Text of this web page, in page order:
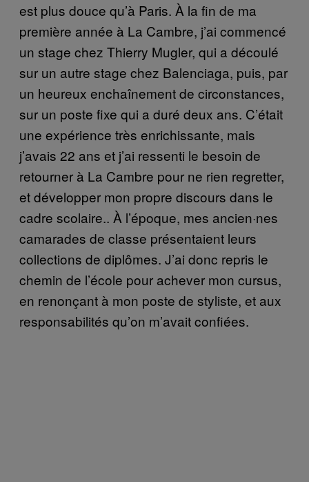
est plus douce qu’à Paris. À la fin de ma
première année à La Cambre, j’ai commencé
un stage chez Thierry Mugler, qui a découlé
sur un autre stage chez Balenciaga, puis, par
un heureux enchaînement de circonstances,
sur un poste fixe qui a duré deux ans. C’était
une expérience très enrichissante, mais
j’avais 22 ans et j’ai ressenti le besoin de
retourner à La Cambre pour ne rien regretter,
et développer mon propre discours dans le
cadre scolaire.. À l’époque, mes ancien·nes
camarades de classe présentaient leurs
collections de diplômes. J’ai donc repris le
chemin de l’école pour achever mon cursus,
en renonçant à mon poste de styliste, et aux
responsabilités qu’on m’avait confiées.